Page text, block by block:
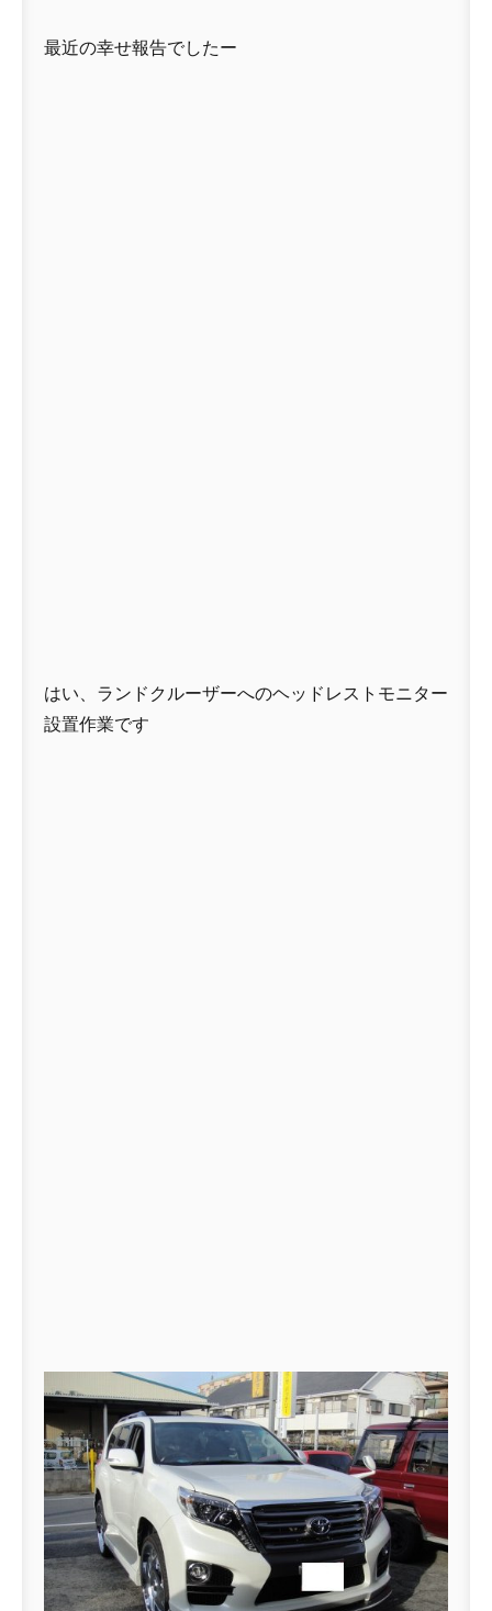
最近の幸せ報告でしたー
はい、ランドクルーザーへのヘッドレストモニター
設置作業です